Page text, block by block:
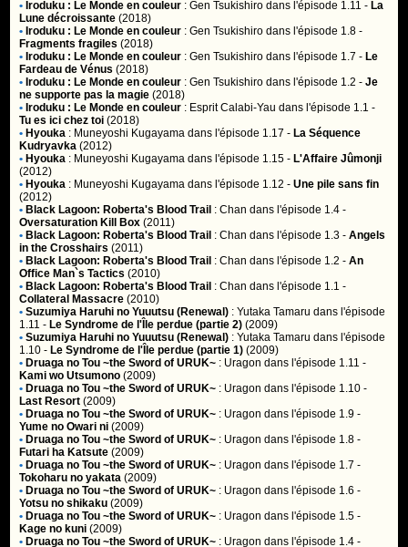
• Iroduku : Le Monde en couleur :Gen Tsukishiro dans l'épisode 1.11 - La
Lune décroissante (2018)
• Iroduku : Le Monde en couleur :Gen Tsukishiro dans l'épisode 1.8 -
Fragments fragiles (2018)
• Iroduku : Le Monde en couleur :Gen Tsukishiro dans l'épisode 1.7 - Le
Fardeau de Vénus (2018)
• Iroduku : Le Monde en couleur :Gen Tsukishiro dans l'épisode 1.2 -Je
ne supporte pas la magie (2018)
• Iroduku : Le Monde en couleur : Esprit Calabi-Yau dans l'épisode 1.1 -
Tu es ici chez toi (2018)
• Hyouka : Muneyoshi Kugayama dans l'épisode 1.17 - La Séquence
Kudryavka (2012)
• Hyouka : Muneyoshi Kugayama dans l'épisode 1.15 - L'Affaire Jûmonji
(2012)
• Hyouka : Muneyoshi Kugayama dans l'épisode 1.12 -Une pile sans fin
(2012)
• Black Lagoon: Roberta's Blood Trail :Chan dans l'épisode 1.4 -
Oversaturation Kill Box (2011)
• Black Lagoon: Roberta's Blood Trail :Chan dans l'épisode 1.3 -Angels
in the Crosshairs (2011)
• Black Lagoon: Roberta's Blood Trail :Chan dans l'épisode 1.2 -An
Office Man`s Tactics(2010)
• Black Lagoon: Roberta's Blood Trail :Chan dans l'épisode 1.1 -
Collateral Massacre (2010)
• Suzumiya Haruhi no Yuuutsu (Renewal) :Yutaka Tamaru dans l'épisode
1.11 - Le Syndrome de l'Île perdue (partie 2) (2009)
• Suzumiya Haruhi no Yuuutsu (Renewal) :Yutaka Tamaru dans l'épisode
1.10 - Le Syndrome de l'Île perdue (partie 1) (2009)
• Druaga no Tou ~the Sword of URUK~ : Uragon dans l'épisode 1.11 -
Kami wo Utsumono (2009)
• Druaga no Tou ~the Sword of URUK~ : Uragon dans l'épisode 1.10 -
Last Resort (2009)
• Druaga no Tou ~the Sword of URUK~ : Uragon dans l'épisode 1.9 -
Yume no Owari ni (2009)
• Druaga no Tou ~the Sword of URUK~ : Uragon dans l'épisode 1.8 -
Futari ha Katsute (2009)
• Druaga no Tou ~the Sword of URUK~ : Uragon dans l'épisode 1.7 -
Tokoharu no yakata (2009)
• Druaga no Tou ~the Sword of URUK~ : Uragon dans l'épisode 1.6 -
Yotsu no shikaku (2009)
• Druaga no Tou ~the Sword of URUK~ : Uragon dans l'épisode 1.5 -
Kage no kuni (2009)
• Druaga no Tou ~the Sword of URUK~ : Uragon dans l'épisode 1.4 -